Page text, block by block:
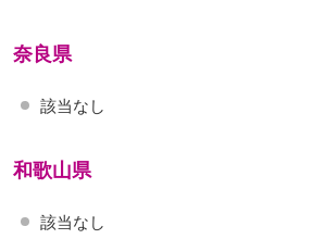
奈良県
該当なし
和歌山県
該当なし